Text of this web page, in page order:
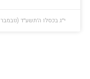
י״ג בכסלו ה׳תשע״ד (נובמבר 26, 2023)